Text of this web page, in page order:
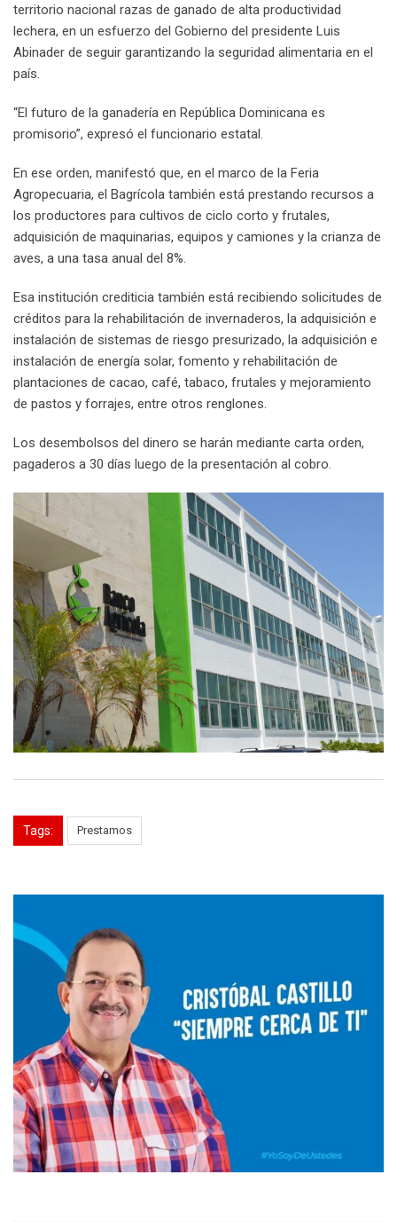
territorio nacional razas de ganado de alta productividad
lechera, en un esfuerzo del Gobierno del presidente Luis
Abinader de seguir garantizando la seguridad alimentaria en el
país.
“El futuro de la ganadería en República Dominicana es
promisorio”, expresó el funcionario estatal.
En ese orden, manifestó que, en el marco de la Feria
Agropecuaria, el Bagrícola también está prestando recursos a
los productores para cultivos de ciclo corto y frutales,
adquisición de maquinarias, equipos y camiones y la crianza de
aves, a una tasa anual del 8%.
Esa institución crediticia también está recibiendo solicitudes de
créditos para la rehabilitación de invernaderos, la adquisición e
instalación de sistemas de riesgo presurizado, la adquisición e
instalación de energía solar, fomento y rehabilitación de
plantaciones de cacao, café, tabaco, frutales y mejoramiento
de pastos y forrajes, entre otros renglones.
Los desembolsos del dinero se harán mediante carta orden,
pagaderos a 30 días luego de la presentación al cobro.
Tags: Prestamos